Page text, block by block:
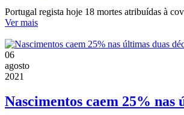
Portugal regista hoje 18 mortes atribuídas à
Ver mais
06
agosto
2021
Nascimentos caem 25% nas